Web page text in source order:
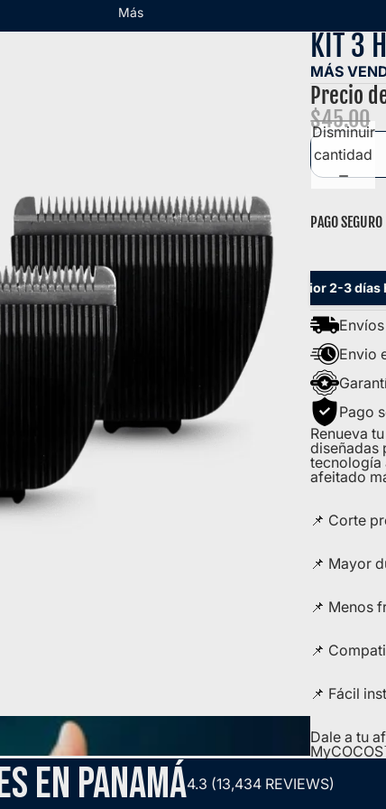
Más
KIT 3
MÁS
Precio
$45.00
Disminuir
cantidad
PAGO SEGURO
ciudad de Panamá Envíos al interior 2-3 días
Envio
Pago
Renueva
diseñadas
tecnología
afeitado
📌 Corte
📌 Mayor
📌 Menos
📌
📌 Fácil
Dale a tu
EN PANAMÁ4.3 (13,434 REVIEWS)